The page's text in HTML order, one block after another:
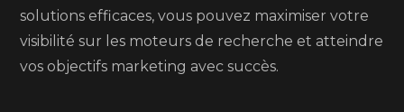
solutions efficaces, vous pouvez maximiser votre
visibilité sur les moteurs de recherche et atteindre
vos objectifs marketing avec succès.